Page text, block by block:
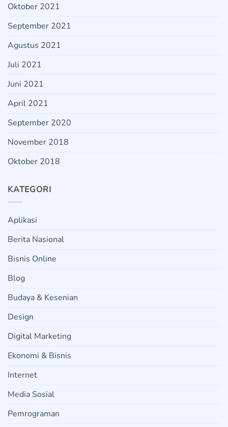
Oktober 2021
September 2021
Agustus 2021
Juli 2021
Juni 2021
April 2021
September 2020
November 2018
Oktober 2018
KATEGORI
Aplikasi
Berita Nasional
Bisnis Online
Blog
Budaya & Kesenian
Design
Digital Marketing
Ekonomi & Bisnis
Internet
Media Sosial
Pemrograman